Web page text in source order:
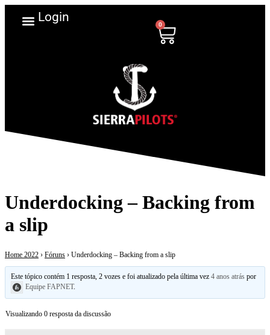
Login
0
Underdocking – Backing from
a slip
Home 2022 › Fóruns › Underdocking – Backing from a slip
Este tópico contém 1 resposta, 2 vozes e foi atualizado pela última vez4 anos atrás por
Equipe FAPNET.
Visualizando 0 resposta da discussão